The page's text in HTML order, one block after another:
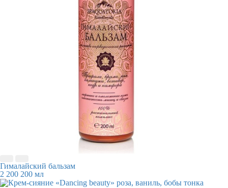
Гималайский бальзам
2 200 200 мл